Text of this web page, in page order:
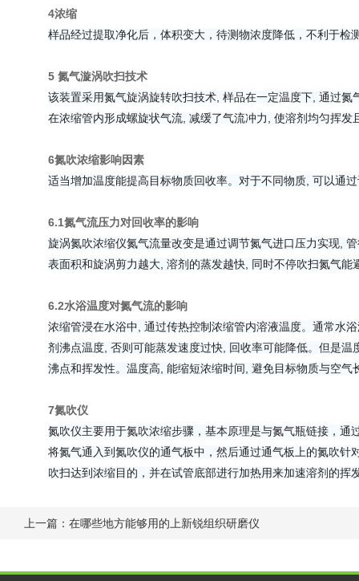
4浓缩
样品经过提取净化后，体积变大，待测物浓度降低，不利于
5 氮气漩涡吹扫技术
该装置采用氮气旋涡旋转吹扫技术, 样品在一定温度下, 通过
在浓缩管内形成螺旋状气流, 减缓了气流冲力, 使溶剂均匀挥发
6氮吹浓缩影响因素
适当增加温度能提高目标物质回收率。对于不同物质, 可以通
6.1氮气流压力对回收率的影响
旋涡氮吹浓缩仪氮气流量改变是通过调节氮气进口压力实现,
表面积和旋涡剪力越大, 溶剂的蒸发越快, 同时不停吹扫氮气能
6.2水浴温度对氮气流的影响
浓缩管浸在水浴中, 通过传热控制浓缩管内溶液温度。通常水
剂沸点温度, 否则可能蒸发速度过快, 回收率可能降低。但是
沸点和挥发性。温度高, 能缩短浓缩时间, 避免目标物质与空
7氮吹仪
氮吹仪主要用于氮吹浓缩步骤，基本原理是与氮气瓶链接，通
将氮气通入到氮吹仪的通气板中，然后通过通气板上的氮吹针
吹扫达到浓缩目的，并在试管底部进行加热用来加速溶剂的挥
上一篇： 在哪些地方能够用的上新锐组织研磨仪